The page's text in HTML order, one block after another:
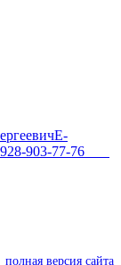
928-903-77-76
полная версия сайта